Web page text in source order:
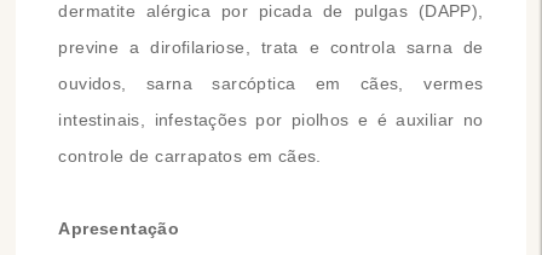
dermatite alérgica por picada de pulgas (DAPP),
previne a dirofilariose, trata e controla sarna de
ouvidos, sarna sarcóptica em cães, vermes
intestinais, infestações por piolhos e é auxiliar no
controle de carrapatos em cães.
Apresentação